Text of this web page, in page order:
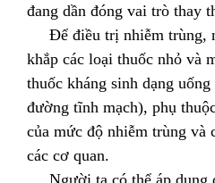
đang dần đóng vai trò thay
Để điều trị nhiễm trùng,
khắp các loại thuốc nhỏ và
thuốc kháng sinh dạng
đường tĩnh mạch), phụ
của mức độ nhiễm trùng và
các cơ quan.
Người ta có thể áp dụng